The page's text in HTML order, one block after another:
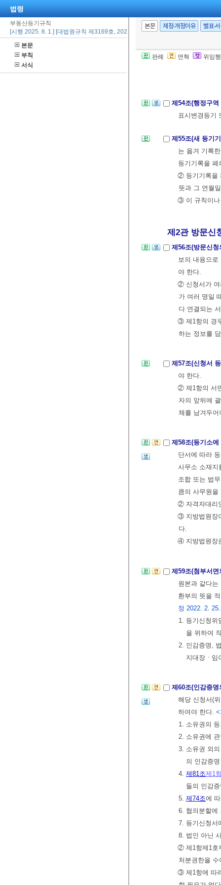
법령
부동산등기규칙
[시행 2025. 8. 1.] [대법원규칙 제3169호, 2024. 11. 29., 일부개정]
본문
부칙
서식
본문 제정·개정이유 별표·
판례 연혁 위임
5. 공유자 중
6. 관공서가
② 제1항의 통
제54조(행정구
표시변경등기
제55조(새 등기
는 옮겨 기록
등기기록을 폐
② 등기기록을
뜻과 그 연월
③ 이 규칙이나
제2관 방문신
제56조(방문신
보의 내용으
야 한다.
② 신청서가 여
가 여러 명일
다 연결되는
③ 제1항의 경
하는 정보를
제57조(신청서
야 한다.
② 제1항의 서
자의 앞뒤에
체를 남겨두어
제58조(등기소
단서에 따라
사무소 소재지
조합 또는 법
큼의 사무원
② 자격자대리
③ 지방법원장
다.
④ 지방법원장
제59조(첨부서
원본과 같다
환부의 뜻을
정 2022. 2.
1. 등기신청
을 위하여
2. 인감증명,
지대장ㆍ임
제60조(인감증
해당 신청서(
하여야 한다. <
1. 소유권의
2. 소유권에
3. 소유권 외
의 인감증명
4. 제81조제1
들의 인감
5. 제74조에
6. 협의분할에
7. 등기신청서
8. 법인 아닌
② 제1항제1호
처분권한을
③ 제1항에 따